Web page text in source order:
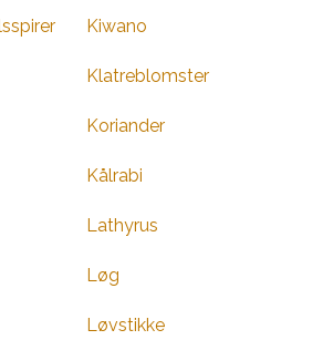
Kiwano
Klatreblomster
Koriander
Kålrabi
Lathyrus
Løg
Løvstikke